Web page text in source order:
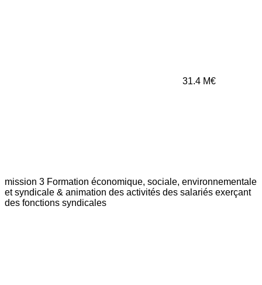
31.4 M€
mission 3 Formation économique, sociale, environnementale
et syndicale & animation des activités des salariés exerçant
des fonctions syndicales